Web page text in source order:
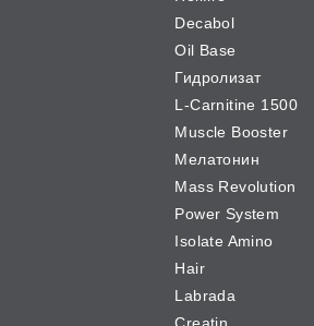
Decabol
Oil Base
Гидролизат
L-Carnitine 1500
Muscle Booster
Мелатонин
Mass Revolution
Power System
Isolate Amino
Hair
Labrada